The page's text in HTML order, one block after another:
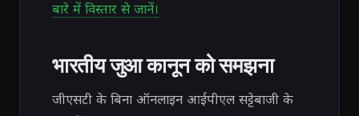
बारे में विस्तार से जानें।
भारतीय जुआ कानून को समझना
जीएसटी के बिना ऑनलाइन आईपीएल सट्टेबाजी के